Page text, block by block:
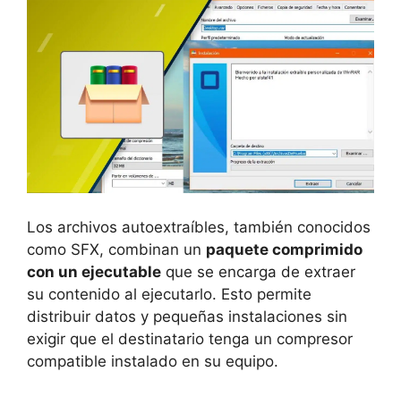
Los archivos autoextraíbles, también conocidos
como SFX, combinan un paquete comprimido
con un ejecutable que se encarga de extraer
su contenido al ejecutarlo. Esto permite
distribuir datos y pequeñas instalaciones sin
exigir que el destinatario tenga un compresor
compatible instalado en su equipo.